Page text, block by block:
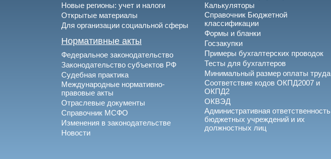
Новые регионы: учет и налоги
Открытые материалы
Для организации социальной сферы
Нормативные акты
Федеральное законодательство
Законодательство субъектов РФ
Судебная практика
Международные нормативно-
правовые акты
Отраслевые документы
Справочник МСФО
Изменения в законодательстве
Новости
Калькуляторы
Справочник Бюджетной
классификации
Формы и бланки
Госзакупки
Примеры бухгалтерских проводок
Тесты для бухгалтеров
Минимальный размер оплаты труда
Соответствие кодов ОКПД2007 и
ОКПД2
ОКВЭД
Административная ответственность
бюджетных учреждений и их
должностных лиц